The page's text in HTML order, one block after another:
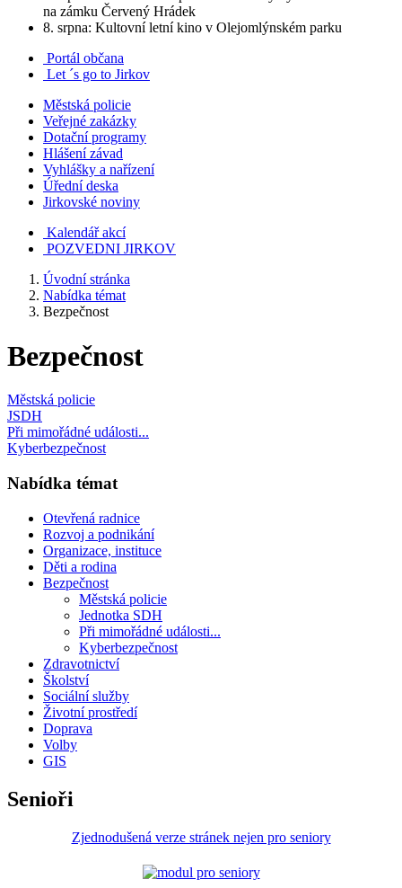
na zámku Červený Hrádek
8. srpna: Kultovní letní kino v Olejomlýnském parku
Portál občana
Let ´s go to Jirkov
Městská policie
Veřejné zakázky
Dotační programy
Hlášení závad
Vyhlášky a nařízení
Úřední deska
Jirkovské noviny
Kalendář akcí
POZVEDNI JIRKOV
Úvodní stránka
Nabídka témat
Bezpečnost
Bezpečnost
Městská policie
JSDH
Při mimořádné události...
Kyberbezpečnost
Nabídka témat
Otevřená radnice
Rozvoj a podnikání
Organizace, instituce
Děti a rodina
Bezpečnost
Městská policie
Jednotka SDH
Při mimořádné události...
Kyberbezpečnost
Zdravotnictví
Školství
Sociální služby
Životní prostředí
Doprava
Volby
GIS
Senioři
Zjednodušená verze stránek nejen pro seniory